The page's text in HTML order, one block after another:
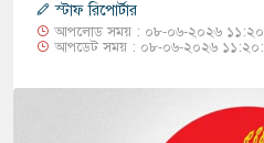
স্টাফ রিপোর্টার
আপলোড সময় : ০৮-০৬-২০২৬
আপডেট সময় : ০৮-০৬-২০২৬